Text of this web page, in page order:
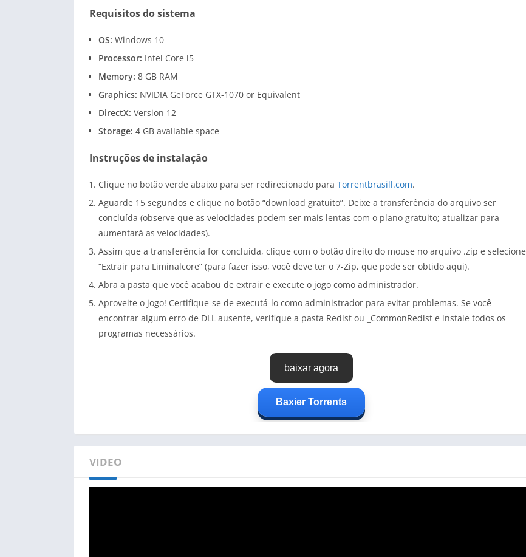
Requisitos do sistema
OS: Windows 10
Processor: Intel Core i5
Memory: 8 GB RAM
Graphics: NVIDIA GeForce GTX-1070 or Equivalent
DirectX: Version 12
Storage: 4 GB available space
Instruções de instalação
Clique no botão verde abaixo para ser redirecionado para Torrentbrasill.com.
Aguarde 15 segundos e clique no botão “download gratuito”. Deixe a transferência do arquivo ser
concluída (observe que as velocidades podem ser mais lentas com o plano gratuito; atualizar para
aumentará as velocidades).
Assim que a transferência for concluída, clique com o botão direito do mouse no arquivo .zip e selecione
“Extrair para Liminalcore” (para fazer isso, você deve ter o 7-Zip, que pode ser obtido aqui).
Abra a pasta que você acabou de extrair e execute o jogo como administrador.
Aproveite o jogo! Certifique-se de executá-lo como administrador para evitar problemas. Se você
encontrar algum erro de DLL ausente, verifique a pasta Redist ou _CommonRedist e instale todos os
programas necessários.
baixar agora
Baxier Torrents
VIDEO